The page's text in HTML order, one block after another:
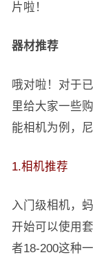
片啦！
器材推荐
哦对啦！对于
里给大家一些
能相机为例，
1.相机推荐
入门级相机，
开始可以使用
者18-200这种